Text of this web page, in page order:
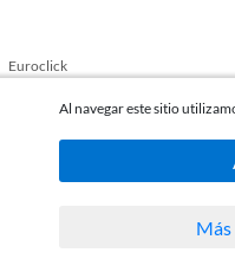
Euroclick
Al navegar este sitio